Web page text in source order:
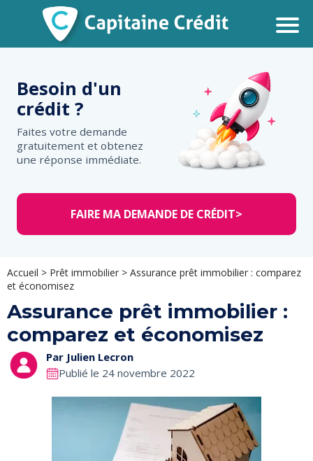
Besoin d'un
crédit ?
Faites votre demande
gratuitement et obtenez
une réponse immédiate.
FAIRE MA DEMANDE DE CRÉDIT>
Accueil > Prêt immobilier > Assurance prêt immobilier : comparez
et économisez
Assurance prêt immobilier :
comparez et économisez
Par Julien Lecron
Publié le 24 novembre 2022